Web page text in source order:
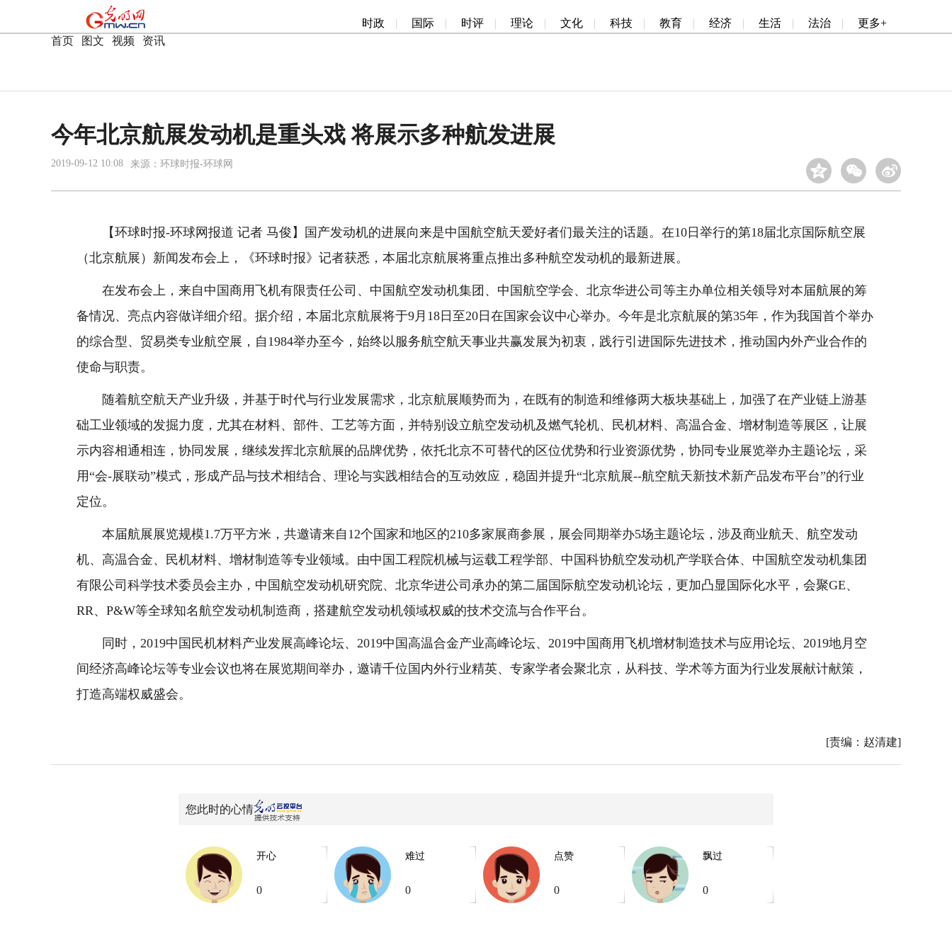
时政 | 国际 | 时评 | 理论 | 文化 | 科技 | 教育 | 经济 | 生活 | 法治 |
更多+
首页
图文 视频 资讯
今年北京航展发动机是重头戏 将展示多种航发进展
2019-09-12 10:08 来源： 环球时报-环球网
【环球时报-环球网报道 记者 马俊】国产发动机的进展向来是中国航空航天爱好者们最关注的话题。在10日举行的第18届北京国际航空展
（北京航展）新闻发布会上，《环球时报》记者获悉，本届北京航展将重点推出多种航空发动机的最新进展。
在发布会上，来自中国商用飞机有限责任公司、中国航空发动机集团、中国航空学会、北京华进公司等主办单位相关领导对本届航展的筹
备情况、亮点内容做详细介绍。据介绍，本届北京航展将于9月18日至20日在国家会议中心举办。今年是北京航展的第35年，作为我国首个举办
的综合型、贸易类专业航空展，自1984举办至今，始终以服务航空航天事业共赢发展为初衷，践行引进国际先进技术，推动国内外产业合作的
使命与职责。
随着航空航天产业升级，并基于时代与行业发展需求，北京航展顺势而为，在既有的制造和维修两大板块基础上，加强了在产业链上游基
础工业领域的发掘力度，尤其在材料、部件、工艺等方面，并特别设立航空发动机及燃气轮机、民机材料、高温合金、增材制造等展区，让展
示内容相通相连，协同发展，继续发挥北京航展的品牌优势，依托北京不可替代的区位优势和行业资源优势，协同专业展览举办主题论坛，采
用“会-展联动”模式，形成产品与技术相结合、理论与实践相结合的互动效应，稳固并提升“北京航展--航空航天新技术新产品发布平台”的行业
定位。
本届航展展览规模1.7万平方米，共邀请来自12个国家和地区的210多家展商参展，展会同期举办5场主题论坛，涉及商业航天、航空发动
机、高温合金、民机材料、增材制造等专业领域。由中国工程院机械与运载工程学部、中国科协航空发动机产学联合体、中国航空发动机集团
有限公司科学技术委员会主办，中国航空发动机研究院、北京华进公司承办的第二届国际航空发动机论坛，更加凸显国际化水平，会聚GE、
RR、P&W等全球知名航空发动机制造商，搭建航空发动机领域权威的技术交流与合作平台。
同时，2019中国民机材料产业发展高峰论坛、2019中国高温合金产业高峰论坛、2019中国商用飞机增材制造技术与应用论坛、2019地月空
间经济高峰论坛等专业会议也将在展览期间举办，邀请千位国内外行业精英、专家学者会聚北京，从科技、学术等方面为行业发展献计献策，
打造高端权威盛会。
[责编：赵清建]
您此时的心情
开心
0
难过
0
点赞
0
飘过
0